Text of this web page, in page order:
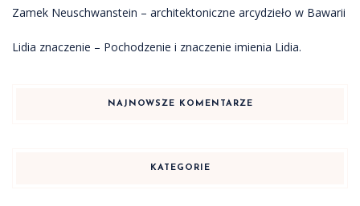
Zamek Neuschwanstein – architektoniczne arcydzieło w Bawarii
Lidia znaczenie – Pochodzenie i znaczenie imienia Lidia.
NAJNOWSZE KOMENTARZE
KATEGORIE